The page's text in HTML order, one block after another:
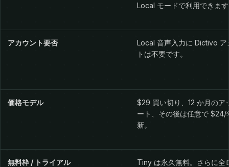
Local モードで利用できま
アカウント要否
Local 音声入力に Dictivo ア
トは不要です。
価格モデル
$29 買い切り、12 か月のア
ート、その後は任意で $24/
新。
無料枠 / トライアル
Tiny は永久無料。さらに全